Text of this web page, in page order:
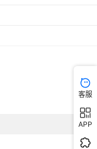
客服
APP